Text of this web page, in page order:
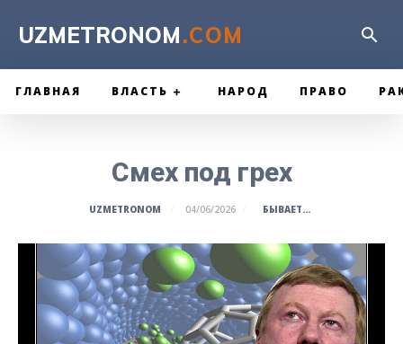
UZMETRONOM.COM
ГЛАВНАЯ ВЛАСТЬ НАРОД ПРАВО
Смех под грех
UZMETRONOM 04/06/2026 БЫВАЕТ...